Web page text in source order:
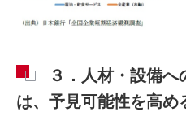
３．人材・設備
は、予見可能性を高め